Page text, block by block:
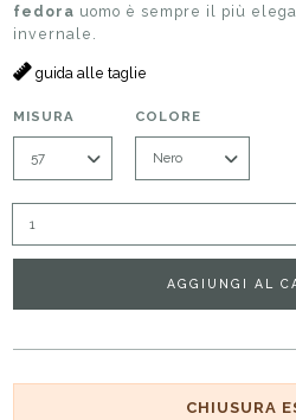
fedora uomo è sempre il più
invernale.
guida alle taglie
MISURA COLORE
AGGIUNGI AL
CHIUSURA